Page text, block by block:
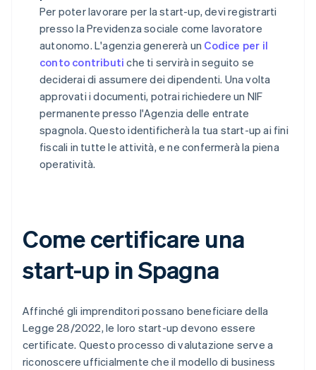
Per poter lavorare per la start-up, devi registrarti
presso la Previdenza sociale come lavoratore
autonomo. L'agenzia genererà un Codice per il
conto contributi che ti servirà in seguito se
deciderai di assumere dei dipendenti. Una volta
approvati i documenti, potrai richiedere un NIF
permanente presso l'Agenzia delle entrate
spagnola. Questo identificherà la tua start-up ai fini
fiscali in tutte le attività, e ne confermerà la piena
operatività.
Come certificare una
start-up in Spagna
Affinché gli imprenditori possano beneficiare della
Legge 28/2022, le loro start-up devono essere
certificate. Questo processo di valutazione serve a
riconoscere ufficialmente che il modello di business